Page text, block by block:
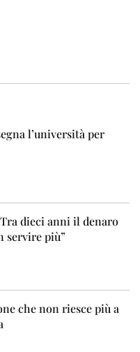
l’università per
dieci anni il denaro
servire più”
che non riesce più a